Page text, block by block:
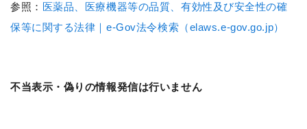
参照： 医薬品、医療機器等の品質、有効性及び安全性の確
保等に関する法律｜e-Gov法令検索（elaws.e-gov.go.jp）
不当表示・偽りの情報発信は行いません